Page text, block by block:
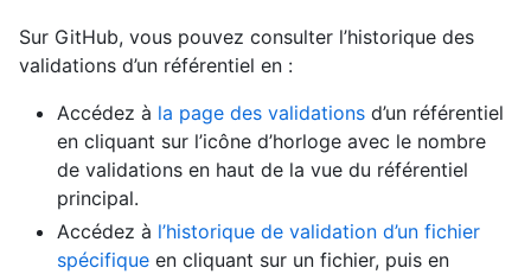
Sur GitHub, vous pouvez consulter l’historique des
validations d’un référentiel en :
Accédez à la page des validations d’un référentiel
en cliquant sur l’icône d’horloge avec le nombre
de validations en haut de la vue du référentiel
principal.
Accédez à l’historique de validation d’un fichier
spécifique en cliquant sur un fichier, puis en